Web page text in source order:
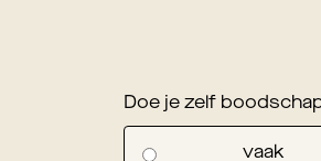
Doe je zelf
vaak